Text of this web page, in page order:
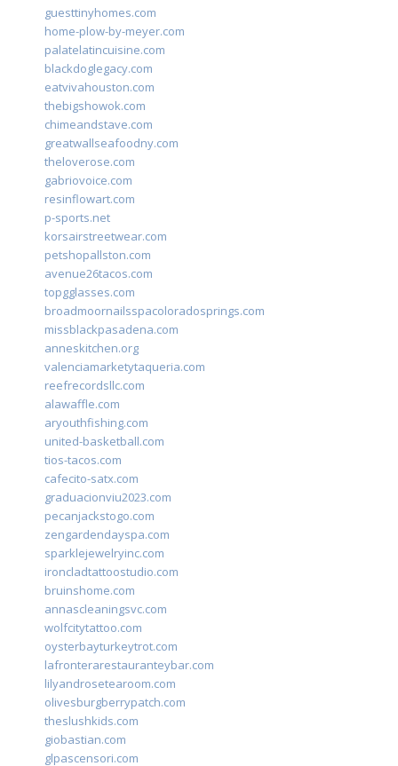
guesttinyhomes.com
home-plow-by-meyer.com
palatelatincuisine.com
blackdoglegacy.com
eatvivahouston.com
thebigshowok.com
chimeandstave.com
greatwallseafoodny.com
theloverose.com
gabriovoice.com
resinflowart.com
p-sports.net
korsairstreetwear.com
petshopallston.com
avenue26tacos.com
topgglasses.com
broadmoornailsspacoloradosprings.com
missblackpasadena.com
anneskitchen.org
valenciamarketytaqueria.com
reefrecordsllc.com
alawaffle.com
aryouthfishing.com
united-basketball.com
tios-tacos.com
cafecito-satx.com
graduacionviu2023.com
pecanjackstogo.com
zengardendayspa.com
sparklejewelryinc.com
ironcladtattoostudio.com
bruinshome.com
annascleaningsvc.com
wolfcitytattoo.com
oysterbayturkeytrot.com
lafronterarestauranteybar.com
lilyandrosetearoom.com
olivesburgberrypatch.com
theslushkids.com
giobastian.com
glpascensori.com